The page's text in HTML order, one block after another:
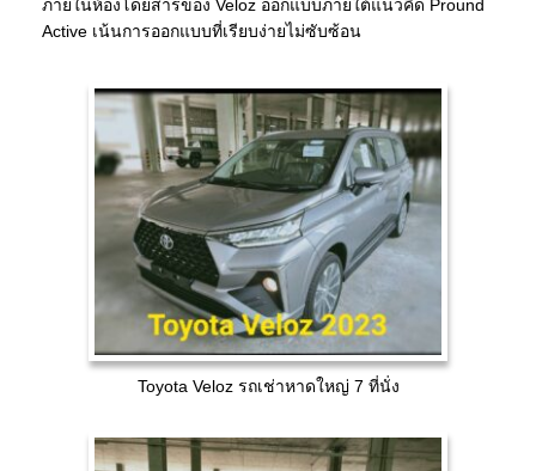
ภายในห้องโดยสารของ Veloz ออกแบบภายใต้แนวคิด Pround
Active เน้นการออกแบบที่เรียบง่ายไม่ซับซ้อน
Toyota Veloz รถเช่าหาดใหญ่ 7 ที่นั่ง